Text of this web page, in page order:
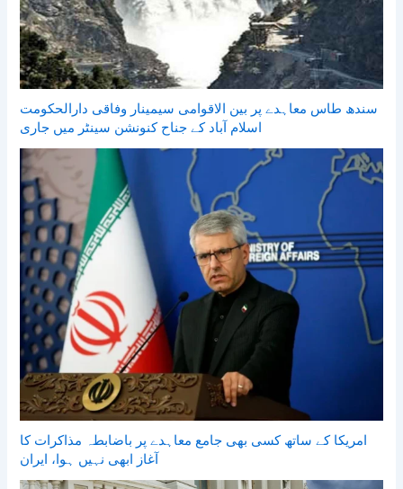
سندھ طاس معاہدے پر بین الاقوامی سیمینار وفاقی دارالحکومت
اسلام آباد کے جناح کنونشن سینٹر میں جاری
امریکا کے ساتھ کسی بھی جامع معاہدے پر باضابطہ مذاکرات کا
آغاز ابھی نہیں ہوا، ایران